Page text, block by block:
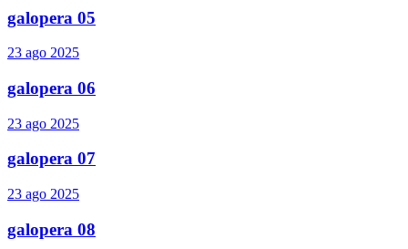
galopera 05
23 ago 2025
galopera 06
23 ago 2025
galopera 07
23 ago 2025
galopera 08